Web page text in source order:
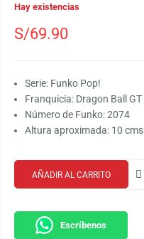
Hay existencias
S/69.90
Serie: Funko Pop!
Franquicia: Dragon Ball GT
Número de Funko: 2074
Altura aproximada: 10 cms
AÑADIR AL CARRITO
Escríbenos